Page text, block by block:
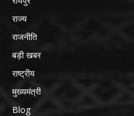
राज्य
राजनीति
बड़ी खबर
राष्ट्रीय
मुख्यमंत्री
Blog